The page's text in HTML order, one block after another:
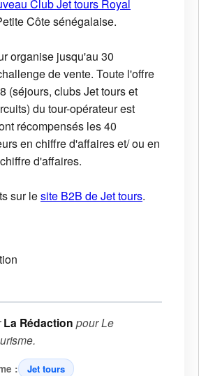
Club Jet tours Royal
Côte sénégalaise.
organise jusqu'au 30
de vente. Toute l'offre
(séjours, clubs Jet tours et
du tour-opérateur est
récompensés les 40
en chiffre d'affaires et/ ou en
d'affaires.
sur lesite B2B de Jet tours.
La Rédaction pourLe
.
: Jet tours